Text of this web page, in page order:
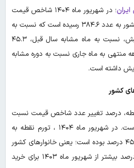
؛ در شهریور ماه ۱۴۰۴ شاخص قیمت
مصرف کننده خانوارهای کشور به عدد ۳۸۴.۶ رسیده است که نسبت به
ماه قبل، ۳.۸ درصد افزایش، نسبت به ماه مشابه سال قبل، ۴۵.۳
افزایش و در 12 ماهه منتهی به ماه جاری نسبت به دوره مشابه
کشور
درصد تغییر عدد شاخص قیمت نسبت
به ماه مشابه سال قبل است. در شهریور ماه ۱۴۰۴ ، تورم نقطه به
نقطه خانوارهای کشور، ۴۵.۳ درصد بوده است؛ یعنی خانوارهای کشور
به طور میانگین، ۴۵.۳ درصد بیشتر از شهریور ماه ۱۴۰۳ برای خرید